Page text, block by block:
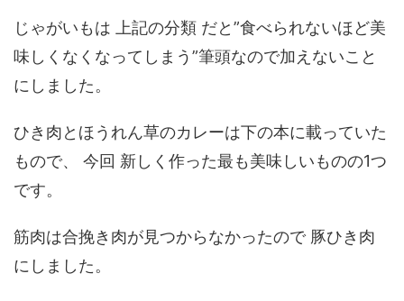
じゃがいもは 上記の分類 だと”食べられないほど美
味しくなくなってしまう”筆頭なので加えないこと
にしました。
ひき肉とほうれん草のカレーは下の本に載っていた
もので、 今回 新しく作った最も美味しいものの1つ
です。
筋肉は合挽き肉が見つからなかったので 豚ひき肉
にしました。